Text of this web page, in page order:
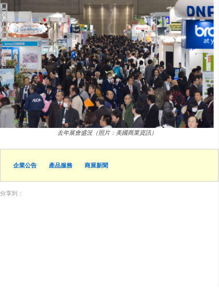
去年展會盛況（照片：美國商業資訊）
企業公告 產品服務 商展新聞
分享到：